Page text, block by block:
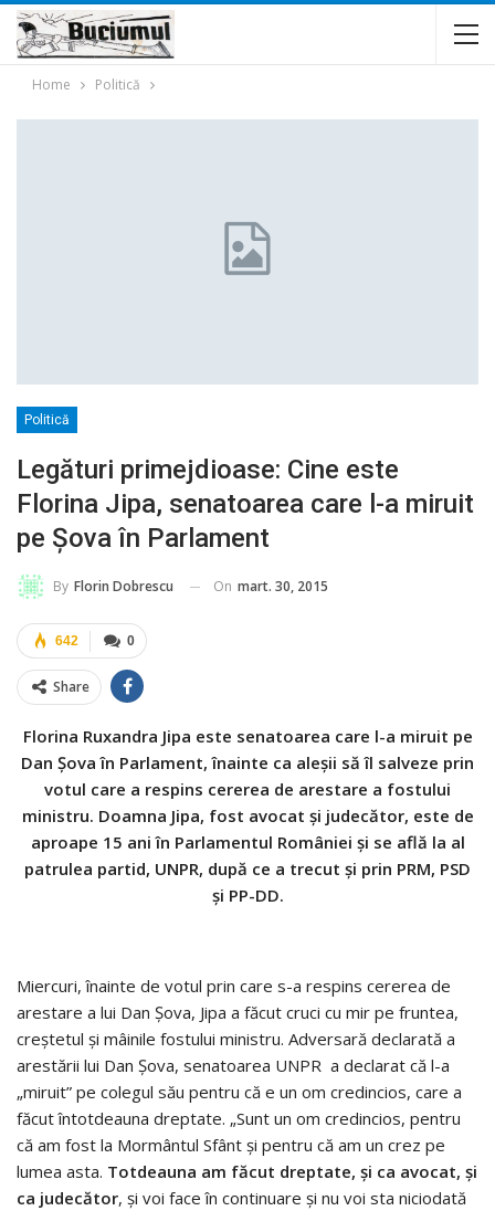
Home Politică
Politică
Legături primejdioase: Cine este
Florina Jipa, senatoarea care l-a miruit
pe Șova în Parlament
By Florin Dobrescu On mart. 30, 2015
0
642
Share
Florina Ruxandra Jipa este senatoarea care l-a miruit pe
Dan Şova în Parlament, înainte ca aleşii să îl salveze prin
votul care a respins cererea de arestare a fostului
ministru. Doamna Jipa, fost avocat şi judecător, este de
aproape 15 ani în Parlamentul României şi se află la al
patrulea partid, UNPR, după ce a trecut și prin PRM, PSD
și PP-DD.
Miercuri, înainte de votul prin care s-a respins cererea de
arestare a lui Dan Şova, Jipa a făcut cruci cu mir pe fruntea,
creştetul şi mâinile fostului ministru. Adversară declarată a
arestării lui Dan Şova, senatoarea UNPR a declarat că l-a
„miruit” pe colegul său pentru că e un om credincios, care a
făcut întotdeauna dreptate. „Sunt un om credincios, pentru
că am fost la Mormântul Sfânt și pentru că am un crez pe
lumea asta. Totdeauna am făcut dreptate, și ca avocat, și
ca judecător, și voi face în continuare și nu voi sta niciodată